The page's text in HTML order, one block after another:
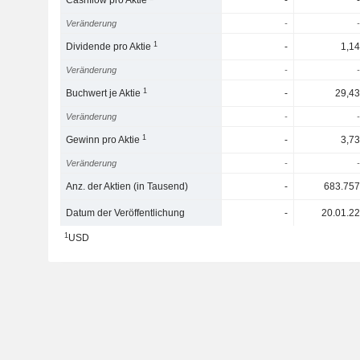
Veränderung - -
Dividende pro Aktie1 - 1,14
Veränderung - -
Buchwert je Aktie1 - 29,43
Veränderung - -
Gewinn pro Aktie1 - 3,73
Veränderung - -
Anz. der Aktien (in Tausend) - 683.757
Datum der Veröffentlichung - 20.01.22
1USD